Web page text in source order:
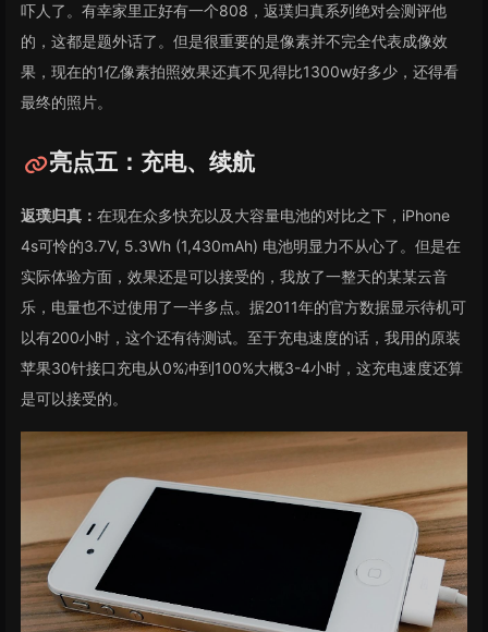
吓人了。有幸家里正好有一个808，返璞归真系列绝对会测评他
的，这都是题外话了。但是很重要的是像素并不完全代表成像效
果，现在的1亿像素拍照效果还真不见得比1300w好多少，还得看
最终的照片。
亮点五：充电、续航
返璞归真： 在现在众多快充以及大容量电池的对比之下，iPhone
4s可怜的3.7V, 5.3Wh (1,430mAh) 电池明显力不从心了。但是在
实际体验方面，效果还是可以接受的，我放了一整天的某某云音
乐，电量也不过使用了一半多点。据2011年的官方数据显示待机可
以有200小时，这个还有待测试。至于充电速度的话，我用的原装
苹果30针接口充电从0%冲到100%大概3-4小时，这充电速度还算
是可以接受的。